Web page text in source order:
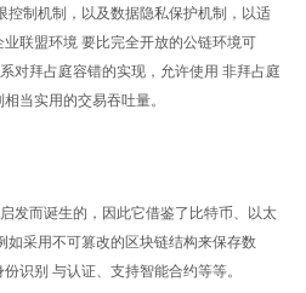
控制机制，以及数据隐私保护机制，以适
联盟环境 要比完全开放的公链环境可
对拜占庭容错的实现，允许使用 非拜占庭
当实用的交易吞吐量。
发而诞生的，因此它借鉴了比特币、以太
如采用不可篡改的区块链结构来保存数
识别 与认证、支持智能合约等等。